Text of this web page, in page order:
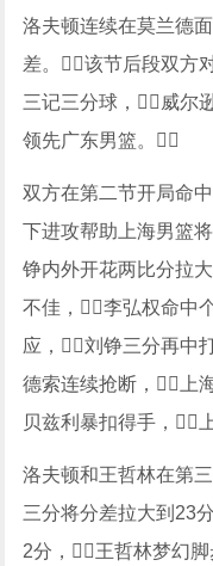
洛夫顿连续在莫兰德
差。该节后段双方
三记三分球，威尔
领先广东男篮。
双方在第二节开局命
下进攻帮助上海男篮
铮内外开花两比分拉
不佳，李弘权命中
应，刘铮三分再中
德索连续抢断，上
贝兹利暴扣得手，
洛夫顿和王哲林在第
三分将分差拉大到23
2分，王哲林梦幻